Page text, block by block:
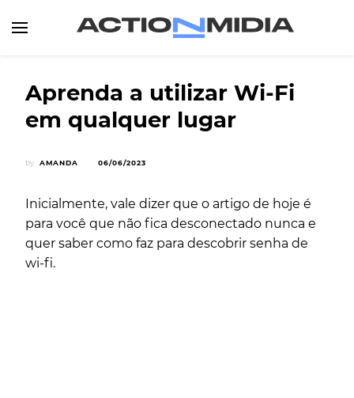
Aprenda a utilizar Wi-Fi
em qualquer lugar
by AMANDA 06/06/2023
Inicialmente, vale dizer que o artigo de hoje é
para você que não fica desconectado nunca e
quer saber como faz para descobrir senha de
wi-fi.